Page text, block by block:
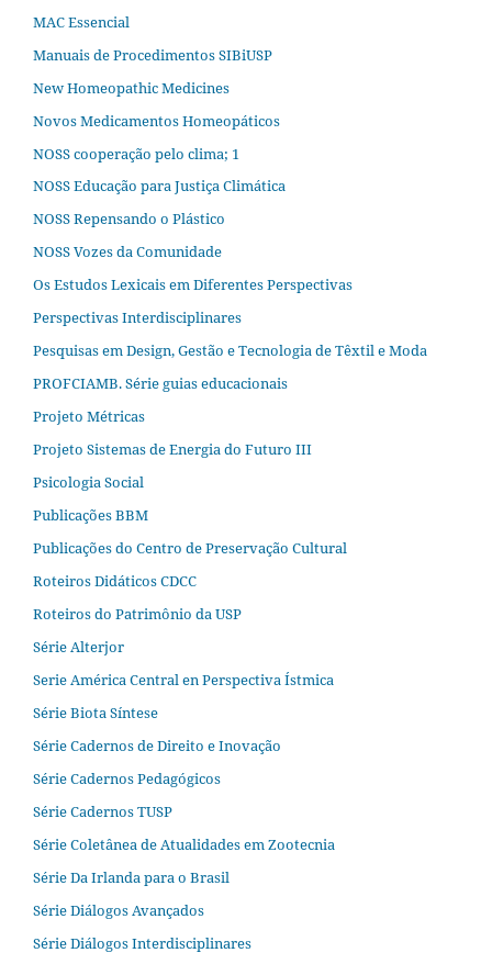
MAC Essencial
Manuais de Procedimentos SIBiUSP
New Homeopathic Medicines
Novos Medicamentos Homeopáticos
NOSS cooperação pelo clima; 1
NOSS Educação para Justiça Climática
NOSS Repensando o Plástico
NOSS Vozes da Comunidade
Os Estudos Lexicais em Diferentes Perspectivas
Perspectivas Interdisciplinares
Pesquisas em Design, Gestão e Tecnologia de Têxtil e Moda
PROFCIAMB. Série guias educacionais
Projeto Métricas
Projeto Sistemas de Energia do Futuro III
Psicologia Social
Publicações BBM
Publicações do Centro de Preservação Cultural
Roteiros Didáticos CDCC
Roteiros do Patrimônio da USP
Série Alterjor
Serie América Central en Perspectiva Ístmica
Série Biota Síntese
Série Cadernos de Direito e Inovação
Série Cadernos Pedagógicos
Série Cadernos TUSP
Série Coletânea de Atualidades em Zootecnia
Série Da Irlanda para o Brasil
Série Diálogos Avançados
Série Diálogos Interdisciplinares